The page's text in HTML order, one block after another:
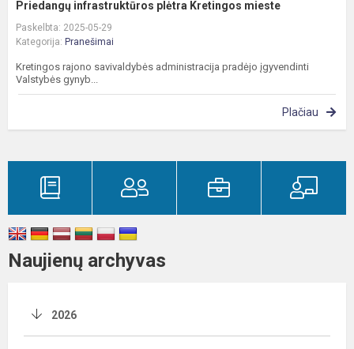
Priedangų infrastruktūros plėtra Kretingos mieste
Paskelbta: 2025-05-29
Kategorija: Pranešimai
Kretingos rajono savivaldybės administracija pradėjo įgyvendinti
Valstybės gynyb...
Plačiau
Naujienų archyvas
2026